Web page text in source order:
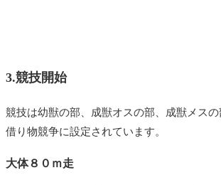
3.競技開始
競技は幼獣の部、成獣オスの部、成獣メス
借り物競争に設定されています。
大体８０ｍ走